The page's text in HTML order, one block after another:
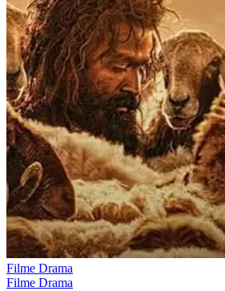
Filme Drama
Filme Drama